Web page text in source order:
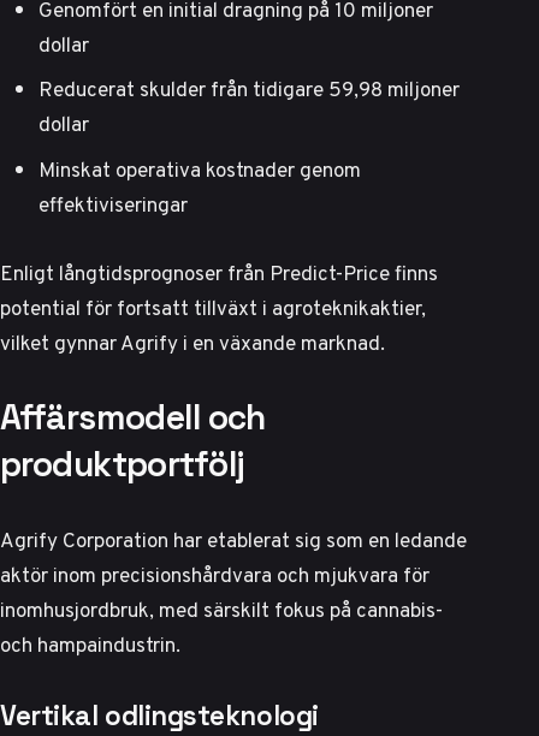
Genomfört en initial dragning på 10 miljoner
dollar
Reducerat skulder från tidigare 59,98 miljoner
dollar
Minskat operativa kostnader genom
effektiviseringar
Enligt långtidsprognoser från Predict-Pricefinns
potential för fortsatt tillväxt i agroteknikaktier,
vilket gynnar Agrify i en växande marknad.
Affärsmodell och
produktportfölj
Agrify Corporation har etablerat sig som en ledande
aktör inom precisionshårdvara och mjukvara för
inomhusjordbruk, med särskilt fokus på cannabis-
och hampaindustrin.
Vertikal odlingsteknologi